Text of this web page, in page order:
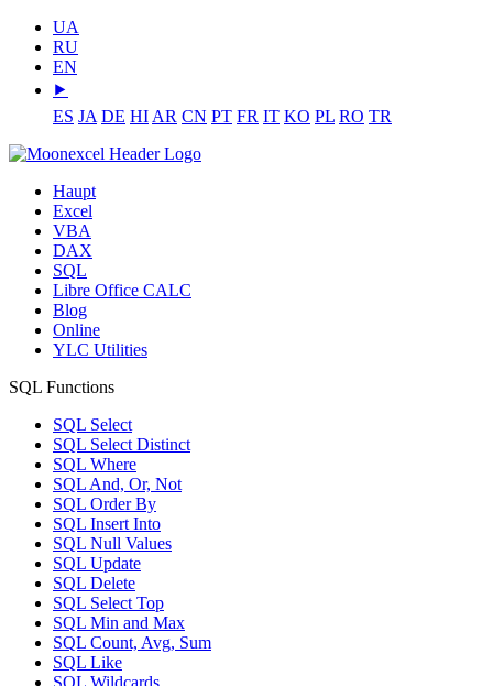
UA
RU
EN
⯈
ES JA DE HI AR CN PT FR IT KO PL RO TR
Haupt
Excel
VBA
DAX
SQL
Libre Office CALC
Blog
Online
YLC Utilities
SQL Functions
SQL Select
SQL Select Distinct
SQL Where
SQL And, Or, Not
SQL Order By
SQL Insert Into
SQL Null Values
SQL Update
SQL Delete
SQL Select Top
SQL Min and Max
SQL Count, Avg, Sum
SQL Like
SQL Wildcards